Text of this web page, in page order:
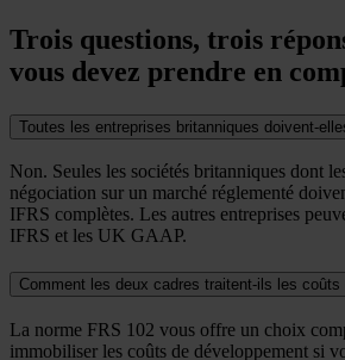
Trois questions, trois
vous devez prendre en
Toutes les entreprises britanniques doivent-
Non. Seules les sociétés britanniques dont
négociation sur un marché réglementé
IFRS complètes. Les autres entreprises
IFRS et les UK GAAP.
Comment les deux cadres traitent-ils les coûts
La norme FRS 102 vous offre un choix
immobiliser les coûts de développement si